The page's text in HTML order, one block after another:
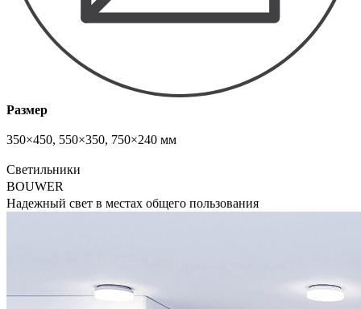
Размер
350×450, 550×350, 750×240 мм
Светильники
BOUWER
Надежный свет в местах общего пользования